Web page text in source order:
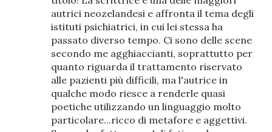
autrici neozelandesi e affronta il tema degli
istituti psichiatrici, in cui lei stessa ha
passato diverso tempo. Ci sono delle scene
secondo me agghiaccianti, soprattutto per
quanto riguarda il trattamento riservato
alle pazienti più difficili, ma l'autrice in
qualche modo riesce a renderle quasi
poetiche utilizzando un linguaggio molto
particolare...ricco di metafore e aggettivi.